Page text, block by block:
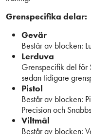
Grenspecifika delar:
Gevär
Består av blocken:
Lerduva
Grenspecifik del för
sedan tidigare
Pistol
Består av blocken:
Precision och
Viltmål
Består av blocken: